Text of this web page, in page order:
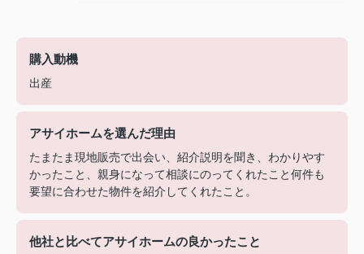
購入動機
出産
アサイホームを選んだ理由
たまたま現地販売で出会い、紹介説明を聞き、わかりやす
かったこと、親身になって相談にのってくれたこと何件も
要望に合わせた物件を紹介してくれたこと。
他社と比べてアサイホームの良かったこと